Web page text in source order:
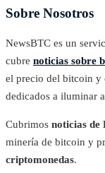
Sobre Nosotros
NewsBTC es un
cubre noticias sobre
el precio del bitcoin y
dedicados a iluminar
Cubrimos noticias de
minería de bitcoin y
criptomonedas.